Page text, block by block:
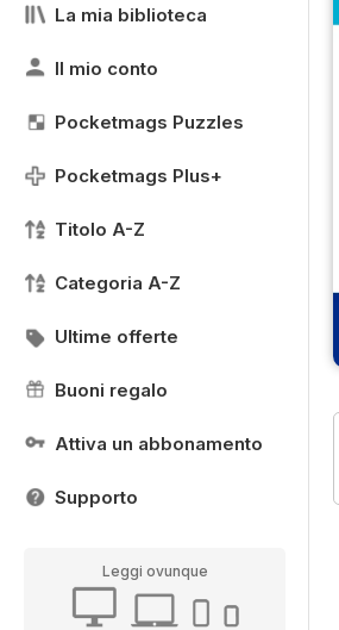
La mia biblioteca
Il mio conto
Pocketmags Puzzles
Pocketmags Plus+
Titolo A-Z
Categoria A-Z
Ultime offerte
Buoni regalo
Attiva un abbonamento
Supporto
Leggi ovunque